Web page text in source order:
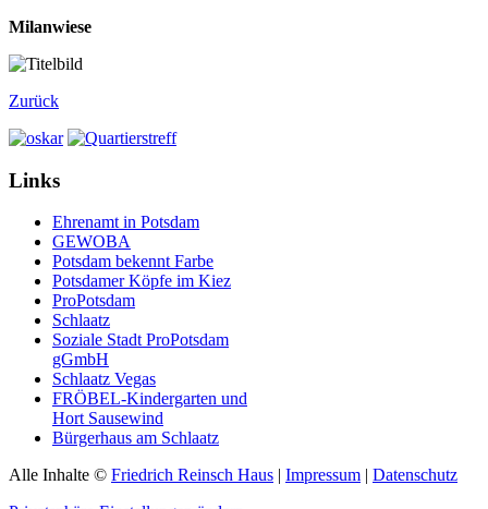
Milanwiese
Zurück
Links
Ehrenamt in Potsdam
GEWOBA
Potsdam bekennt Farbe
Potsdamer Köpfe im Kiez
ProPotsdam
Schlaatz
Soziale Stadt ProPotsdam
gGmbH
Schlaatz Vegas
FRÖBEL-Kindergarten und
Hort Sausewind
Bürgerhaus am Schlaatz
Alle Inhalte © Friedrich Reinsch Haus | Impressum | Datenschutz